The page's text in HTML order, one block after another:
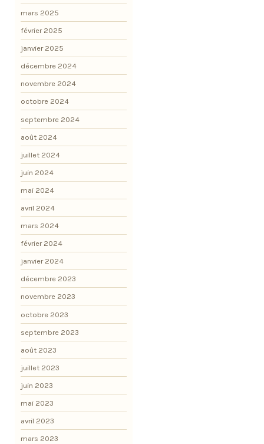
mars 2025
février 2025
janvier 2025
décembre 2024
novembre 2024
octobre 2024
septembre 2024
août 2024
juillet 2024
juin 2024
mai 2024
avril 2024
mars 2024
février 2024
janvier 2024
décembre 2023
novembre 2023
octobre 2023
septembre 2023
août 2023
juillet 2023
juin 2023
mai 2023
avril 2023
mars 2023